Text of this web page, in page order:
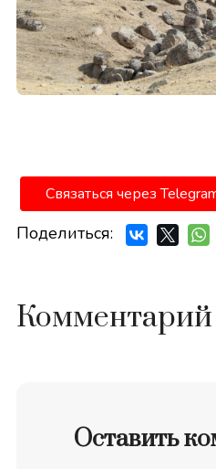
Связаться через
Поделиться:
Комментарий
Оставить